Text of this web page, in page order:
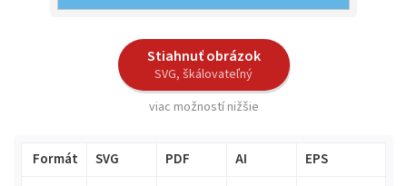
Stiahnuť obrázok
SVG, škálovateľný
viac možností nižšie
Formát SVG PDF AI
EPS